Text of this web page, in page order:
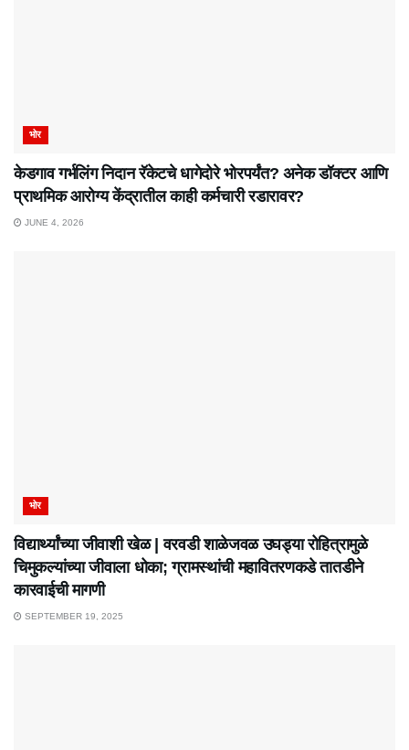
भोर
केडगाव गर्भलिंग निदान रॅकेटचे धागेदोरे भोरपर्यंत? अनेक डॉक्टर आणि
प्राथमिक आरोग्य केंद्रातील काही कर्मचारी रडारावर?
JUNE 4, 2026
भोर
विद्यार्थ्यांच्या जीवाशी खेळ | वरवडी शाळेजवळ उघड्या रोहित्रामुळे
चिमुकल्यांच्या जीवाला धोका; ग्रामस्थांची महावितरणकडे तातडीने
कारवाईची मागणी
SEPTEMBER 19, 2025